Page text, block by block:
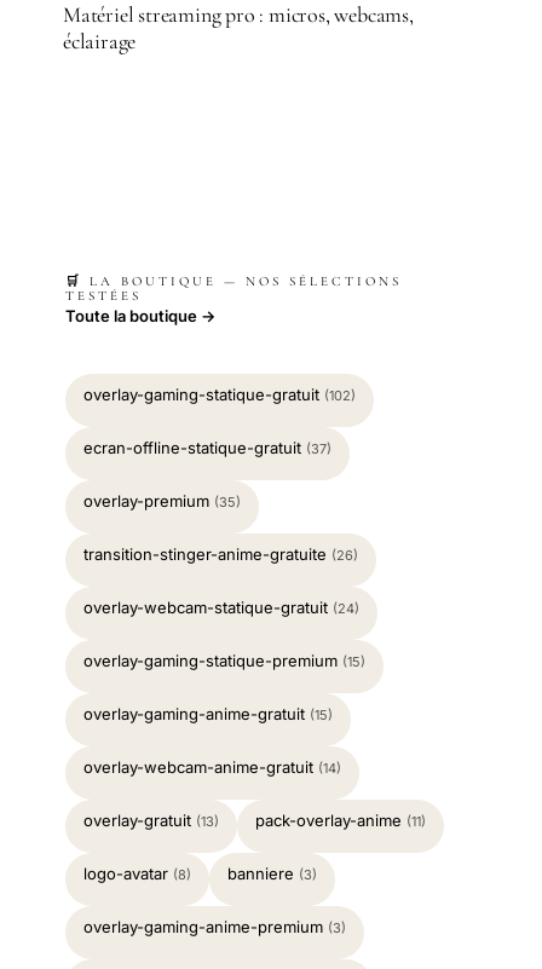
Matériel streaming pro : micros, webcams,
éclairage
🛒 LA BOUTIQUE — NOS SÉLECTIONS
TESTÉES
Toute la boutique →
overlay-gaming-statique-gratuit (102)
ecran-offline-statique-gratuit (37)
overlay-premium (35)
transition-stinger-anime-gratuite (26)
overlay-webcam-statique-gratuit (24)
overlay-gaming-statique-premium (15)
overlay-gaming-anime-gratuit (15)
overlay-webcam-anime-gratuit (14)
overlay-gratuit (13) pack-overlay-anime (11)
logo-avatar (8) banniere (3)
overlay-gaming-anime-premium (3)